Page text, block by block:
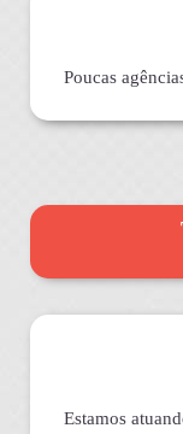
Poucas
Estamos